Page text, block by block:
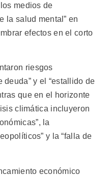
medios de
la salud mental” en
efectos en el corto
riesgos
deuda” y el “estallido de
que en el horizonte
climática incluyeron
la
y la “falla de
económico